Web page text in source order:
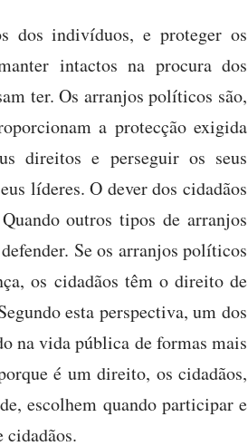
dos indivíduos, e proteger os
intactos na procura dos
ter. Os arranjos políticos são,
a protecção exigida
direitos e perseguir os seus
líderes. O dever dos cidadãos
outros tipos de arranjos
Se os arranjos políticos
os cidadãos têm o direito de
esta perspectiva, um dos
na vida pública de formas mais
é um direito, os cidadãos,
escolhem quando participar e
cidadãos.